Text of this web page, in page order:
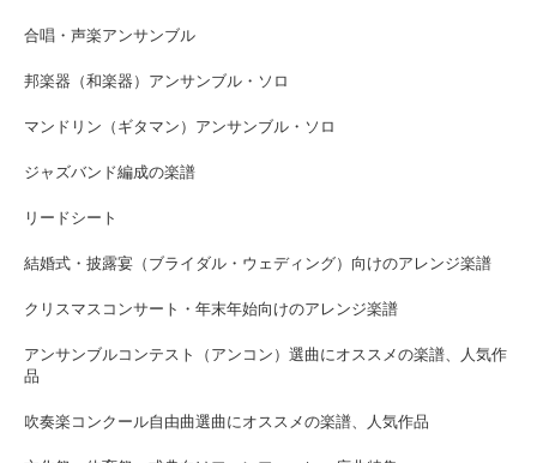
合唱・声楽アンサンブル
邦楽器（和楽器）アンサンブル・ソロ
マンドリン（ギタマン）アンサンブル・ソロ
ジャズバンド編成の楽譜
リードシート
結婚式・披露宴（ブライダル・ウェディング）向けのアレンジ楽譜
クリスマスコンサート・年末年始向けのアレンジ楽譜
アンサンブルコンテスト（アンコン）選曲にオススメの楽譜、人気作
品
吹奏楽コンクール自由曲選曲にオススメの楽譜、人気作品